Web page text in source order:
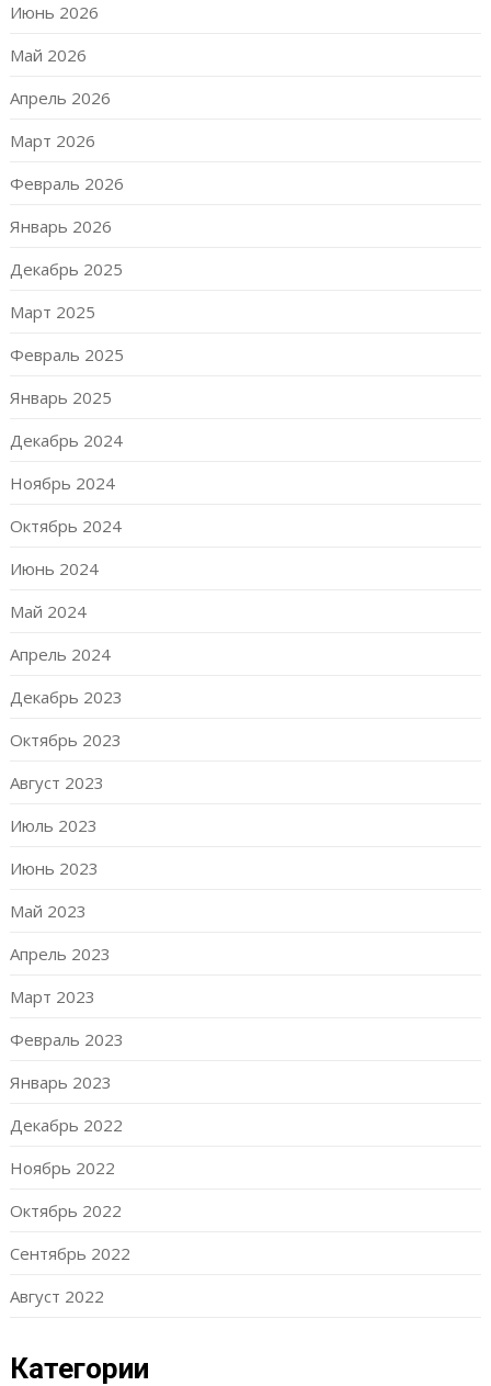
Июнь 2026
Май 2026
Апрель 2026
Март 2026
Февраль 2026
Январь 2026
Декабрь 2025
Март 2025
Февраль 2025
Январь 2025
Декабрь 2024
Ноябрь 2024
Октябрь 2024
Июнь 2024
Май 2024
Апрель 2024
Декабрь 2023
Октябрь 2023
Август 2023
Июль 2023
Июнь 2023
Май 2023
Апрель 2023
Март 2023
Февраль 2023
Январь 2023
Декабрь 2022
Ноябрь 2022
Октябрь 2022
Сентябрь 2022
Август 2022
Категории